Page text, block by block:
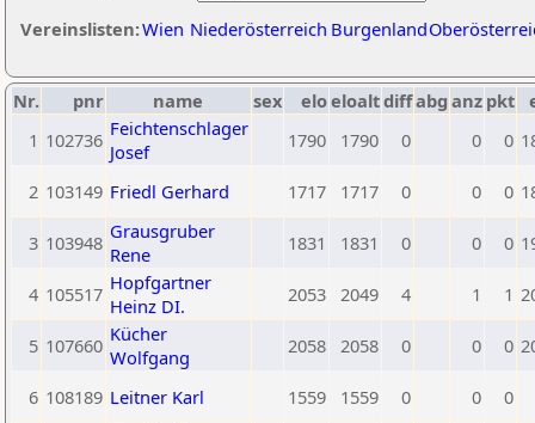
Vereinslisten:Wien Niederösterreich Burgenland
Nr. pnr name sex eloeloaltdiffabg anz pkt
1 102736 Feichtenschlager
Josef
1790 1790 0 0 0
2 103149 Friedl Gerhard 1717 1717 0 0 0
3 103948 Grausgruber
Rene
1831 1831 0 0 0
4 105517 Hopfgartner
Heinz DI.
2053 2049 4 1 1
5 107660 Kücher
Wolfgang
2058 2058 0 0 0
6 108189 Leitner Karl 1559 1559 0 0 0